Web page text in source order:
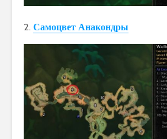
2. Самоцвет Анакондры